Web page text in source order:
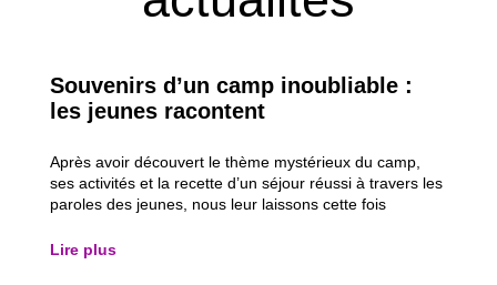
Souvenirs d’un camp inoubliable :
les jeunes racontent
Après avoir découvert le thème mystérieux du camp,
ses activités et la recette d’un séjour réussi à travers les
paroles des jeunes, nous leur laissons cette fois
participants, découvrez les moments qui les ont le plus
Lire plus